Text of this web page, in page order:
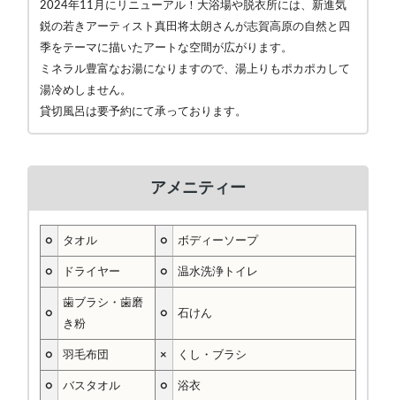
2024年11月にリニューアル！大浴場や脱衣所には、新進気
鋭の若きアーティスト真田将太朗さんが志賀高原の自然と四
季をテーマに描いたアートな空間が広がります。
ミネラル豊富なお湯になりますので、湯上りもポカポカして
湯冷めしません。
貸切風呂は要予約にて承っております。
アメニティー
○ タオル ○ ボディーソープ
○ ドライヤー ○ 温水洗浄トイレ
○
歯ブラシ・歯磨
き粉
○ 石けん
○ 羽毛布団 × くし・ブラシ
○ バスタオル ○ 浴衣